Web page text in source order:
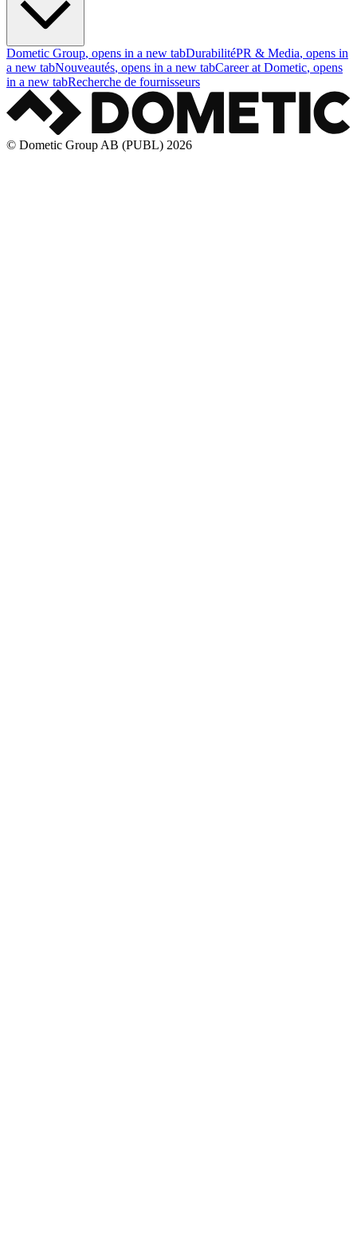
Dometic Group, opens in a new tabDurabilitéPR & Media, opens in
a new tabNouveautés, opens in a new tabCareer at Dometic, opens
in a new tabRecherche de fournisseurs
© Dometic Group AB (PUBL) 2026